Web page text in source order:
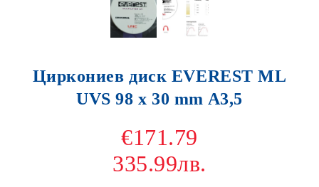
Циркониев диск EVEREST ML
UVS 98 x 30 mm A3,5
€171.79
335.99лв.